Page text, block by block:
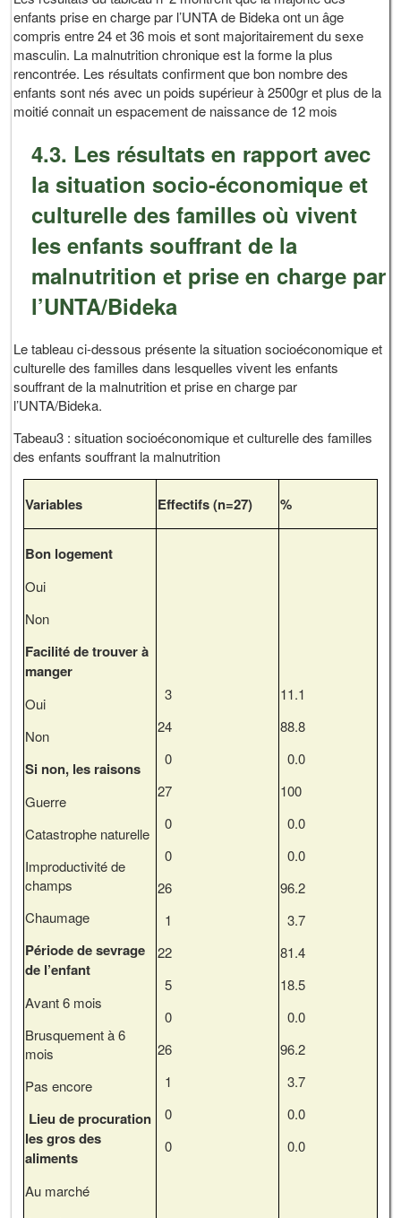
enfants prise en charge par l’UNTA de Bideka ont un âge
compris entre 24 et 36 mois et sont majoritairement du sexe
masculin. La malnutrition chronique est la forme la plus
rencontrée. Les résultats confirment que bon nombre des
enfants sont nés avec un poids supérieur à 2500gr et plus de la
moitié connait un espacement de naissance de 12 mois
4.3. Les résultats en rapport avec
la situation socio-économique et
culturelle des familles où vivent
les enfants souffrant de la
malnutrition et prise en charge par
l’UNTA/Bideka
Le tableau ci-dessous présente la situation socioéconomique et
culturelle des familles dans lesquelles vivent les enfants
souffrant de la malnutrition et prise en charge par
l’UNTA/Bideka.
Tabeau3 : situation socioéconomique et culturelle des familles
des enfants souffrant la malnutrition
Variables Effectifs (n=27) %
Bon logement
Oui
Non
Facilité de trouver à
manger
Oui
Non
Si non, les raisons
Guerre
Catastrophe naturelle
Improductivité de
champs
Chaumage
Période de sevrage
de l’enfant
Avant 6 mois
Brusquement à 6
mois
Pas encore
Lieu de procuration
les gros des
aliments
Au marché
3
24
0
27
0
0
26
1
22
5
0
26
1
0
0
11.1
88.8
0.0
100
0.0
0.0
96.2
3.7
81.4
18.5
0.0
96.2
3.7
0.0
0.0